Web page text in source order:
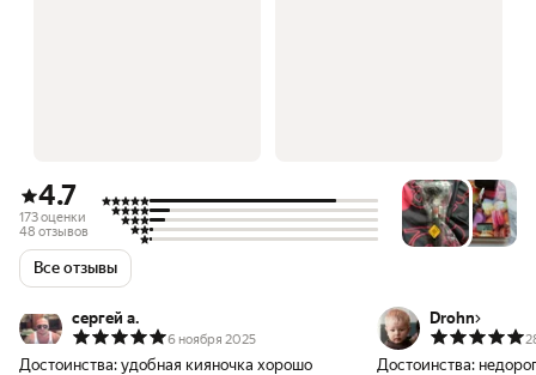
4.7
173 оценки
48 отзывов
Все отзывы
сергей а.
6 ноября 2025
Достоинства: удобная кияночка хорошо
Drohn
Достоинства: